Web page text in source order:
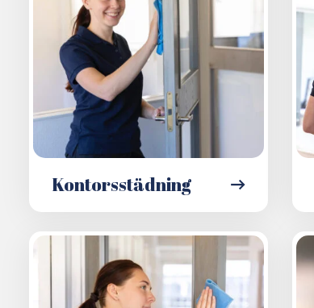
Kontorsstädning